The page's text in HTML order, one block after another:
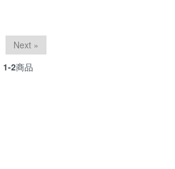
Next »
1-2商品